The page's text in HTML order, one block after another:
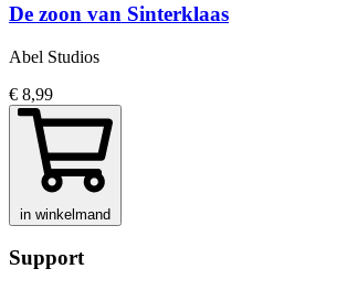
De zoon van Sinterklaas
Abel Studios
€ 8,99
in winkelmand
Support